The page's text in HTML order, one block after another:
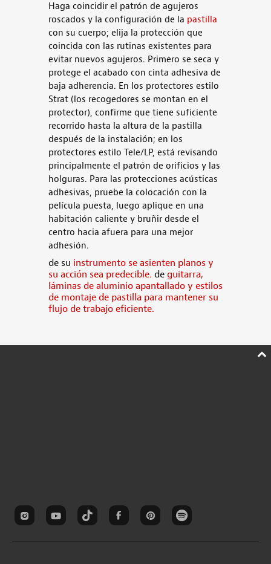
Haga coincidir el patrón de agujeros
roscados y la configuración de la pastilla
con su cuerpo; elija la protección que
coincida con las rutinas existentes para
evitar nuevos agujeros. Primero se seca y
protege el acabado con cinta adhesiva de
baja adherencia. En los protectores estilo
Strat (los recogedores se montan en el
protector), confirme que tiene suficiente
recorrido hasta la altura de la pastilla
después de la instalación; en los
protectores estilo Tele/LP, está revisando
principalmente el patrón de orificios y las
holguras. Para las protecciones acústicas
adhesivas, pruebe la colocación con la
película puesta, luego aplique en una
habitación caliente y bruñir desde el
centro hacia afuera para una mejor
adhesión.
de su instrumento se asienten planos y
su acción sea predecible. de guitarra,
láminas de aluminio apantallado y estilos
de montaje de pastilla para mantener su
flujo de trabajo eficiente.